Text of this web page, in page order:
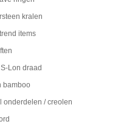
kralen
items
Lon draad
bamboo
onderdelen / creolen